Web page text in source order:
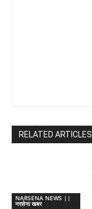
RELATED ARTICLES
NARSENA NEWS ||
नरसेना खबर